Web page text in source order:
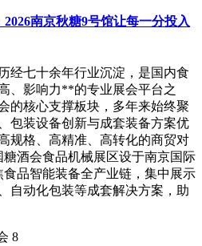
南京秋糖9号馆让每一分投入
经七十余年行业沉淀，是国内食
、影响力**的专业展会平台之
的核心支撑板块，多年来始终聚
包装设备创新与成套装备方案优
规格、高精准、高转化的商贸对
糖酒会食品机械展区设于南京国际
品智能装备全产业链，集中展示
自动化包装等成套解决方案，助
8